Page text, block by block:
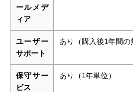
ールメデ
ィア
ユーザー
サポート
あり（購入後1年間の
保守サー
ビス
あり（1年単位）